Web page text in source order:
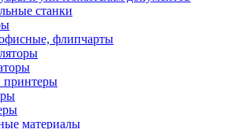
станки
флипчарты
материалы